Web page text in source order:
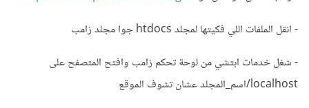
- انقل الملفات اللي فكيتها لمجلد htdocs جوا مجلد زامب
- شغل خدمات ابتشي من لوحة تحكم زامب وافتح المتصفح على
localhost/اسم_المجلد عشان تشوف الموقع